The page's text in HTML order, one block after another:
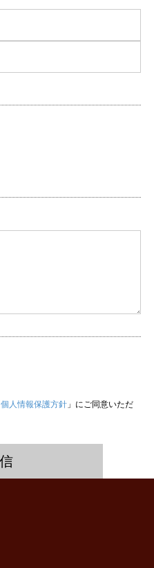
個人情報保護方針 」にご同意いただ